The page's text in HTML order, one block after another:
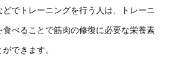
でトレーニングを行う人は、トレーニ
食べることで筋肉の修復に必要な栄養素
できます。